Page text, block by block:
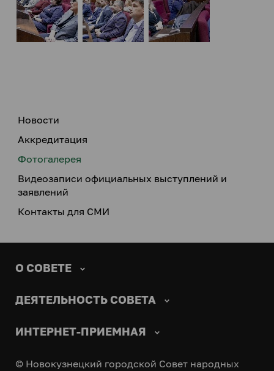
Новости
Аккредитация
Фотогалерея
Видеозаписи официальных выступлений и
заявлений
Контакты для СМИ
О СОВЕТЕ
ДЕЯТЕЛЬНОСТЬ СОВЕТА
ИНТЕРНЕТ-ПРИЕМНАЯ
© Новокузнецкий городской Совет народных